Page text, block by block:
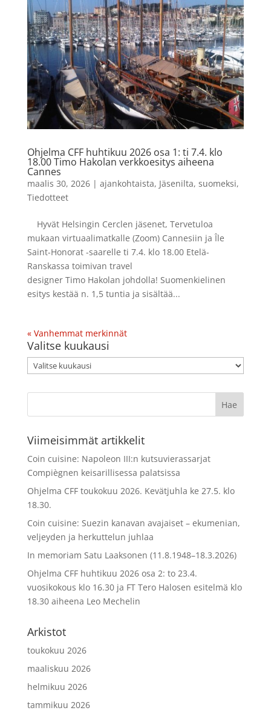
Ohjelma CFF huhtikuu 2026 osa 1: ti 7.4. klo
18.00 Timo Hakolan verkkoesitys aiheena
Cannes
maalis 30, 2026| ajankohtaista, Jäsenilta, suomeksi,
Tiedotteet
Hyvät Helsingin Cerclen jäsenet, Tervetuloa
mukaan virtuaalimatkalle (Zoom) Cannesiin ja Île
Saint-Honorat -saarelle ti 7.4. klo 18.00 Etelä-
Ranskassa toimivan travel
designer Timo Hakolan johdolla! Suomenkielinen
esitys kestää n. 1,5 tuntia ja sisältää...
« Vanhemmat merkinnät
Valitse kuukausi
Valitse
kuukausi
Viimeisimmät artikkelit
Coin cuisine: Napoleon III:n kutsuvierassarjat
Compiègnen keisarillisessa palatsissa
Ohjelma CFF toukokuu 2026. Kevätjuhla ke 27.5. klo
18.30.
Coin cuisine: Suezin kanavan avajaiset – ekumenian,
veljeyden ja herkuttelun juhlaa
In memoriam Satu Laaksonen (11.8.1948–18.3.2026)
Ohjelma CFF huhtikuu 2026 osa 2: to 23.4.
vuosikokous klo 16.30 ja FT Tero Halosen esitelmä klo
18.30 aiheena Leo Mechelin
Arkistot
toukokuu 2026
maaliskuu 2026
helmikuu 2026
tammikuu 2026